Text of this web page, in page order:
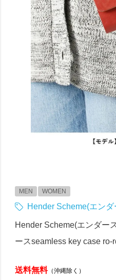
MEN WOMEN
Hender Scheme(エン
Hender Scheme(エンダー
ースseamless key case ro-
送料無料（沖縄除く）